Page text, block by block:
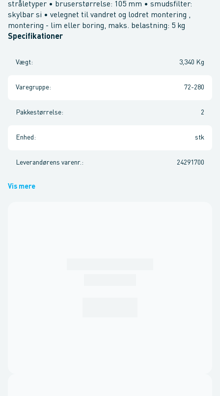
stråletyper • bruserstørrelse: 105 mm • smudsfilter:
skylbar si • velegnet til vandret og lodret montering ,
montering - lim eller boring, maks. belastning: 5 kg
Specifikationer
Vægt: 3,340 Kg
Varegruppe: 72-280
Pakkestørrelse: 2
Enhed : stk
Leverandørens varenr. : 24291700
Vis mere